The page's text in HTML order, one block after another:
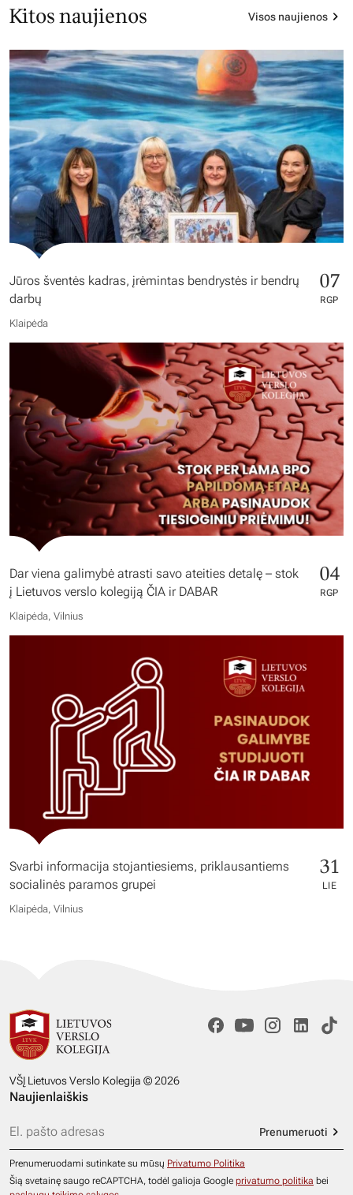
Kitos naujienos Visos naujienos
Jūros šventės kadras, įrėmintas bendrystės ir bendrų
darbų
07
RGP
Klaipėda
Dar viena galimybė atrasti savo ateities detalę – stok
į Lietuvos verslo kolegiją ČIA ir DABAR
04
RGP
Klaipėda, Vilnius
Svarbi informacija stojantiesiems, priklausantiems
socialinės paramos grupei
31
LIE
Klaipėda, Vilnius
VŠĮ Lietuvos Verslo Kolegija © 2026
Naujienlaiškis
Prenumeruoti
Prenumeruodami sutinkate su mūsų Privatumo Politika
Šią svetainę saugo reCAPTCHA, todėl galioja Google privatumo politika bei